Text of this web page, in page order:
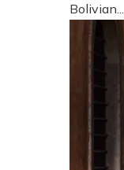
Bolivian...